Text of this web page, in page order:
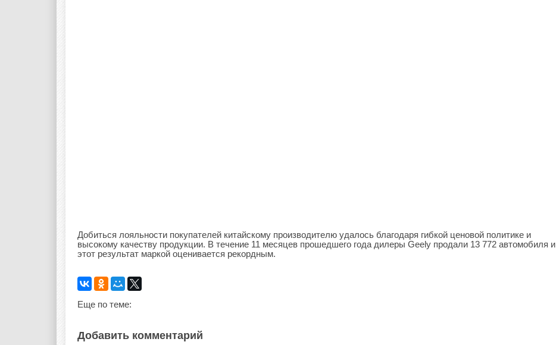
Добиться лояльности покупателей китайскому производителю удалось благодаря гибкой ценовой политике и
высокому качеству продукции. В течение 11 месяцев прошедшего года дилеры Geely продали 13 772 автомобиля и
этот результат маркой оценивается рекордным.
Еще по теме:
Добавить комментарий